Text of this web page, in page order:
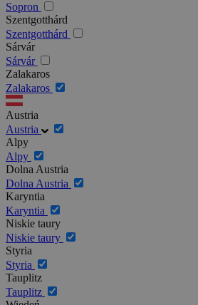
Sopron
Szentgotthárd
Szentgotthárd
Sárvár
Sárvár
Zalakaros
Zalakaros
Austria
Austria
Alpy
Alpy
Dolna Austria
Dolna Austria
Karyntia
Karyntia
Niskie taury
Niskie taury
Styria
Styria
Tauplitz
Tauplitz